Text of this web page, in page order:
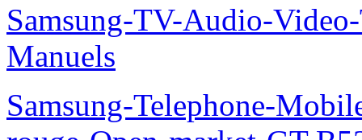
Samsung-TV-Audio-
Manuels
Samsung-Telephone-